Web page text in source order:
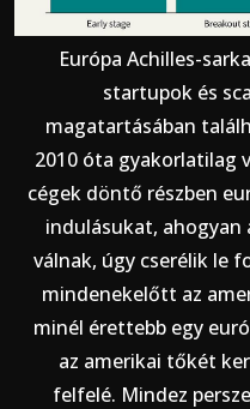
Európa Achilles-
startupok és
magatartásában
2010 óta gyakorlatilag
cégek döntő részben
indulásukat, ahogyan
válnak, úgy cserélik le
mindenekelőtt az
minél érettebb egy
az amerikai tőkét
felfelé. Mindez